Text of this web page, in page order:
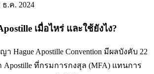
ธ.ค. 2024
เมื่อไหร่ และใช้ยังไง?
Hague Apostille Convention มีผลบังคับ 22
Apostille ที่กรมการกงสุล (MFA) แทนการ